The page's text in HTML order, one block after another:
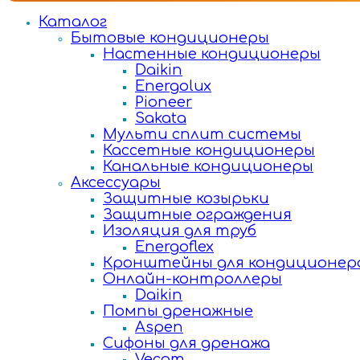
Каталог
Бытовые кондиционеры
Настенные кондиционеры
Daikin
Energolux
Pioneer
Sakata
Мульти сплит системы
Кассетные кондиционеры
Канальные кондиционеры
Аксессуары
Защитные козырьки
Защитные ограждения
Изоляция для труб
Energoflex
Кронштейны для
Онлайн-контроллеры
Daikin
Помпы дренажные
Aspen
Сифоны для дренажа